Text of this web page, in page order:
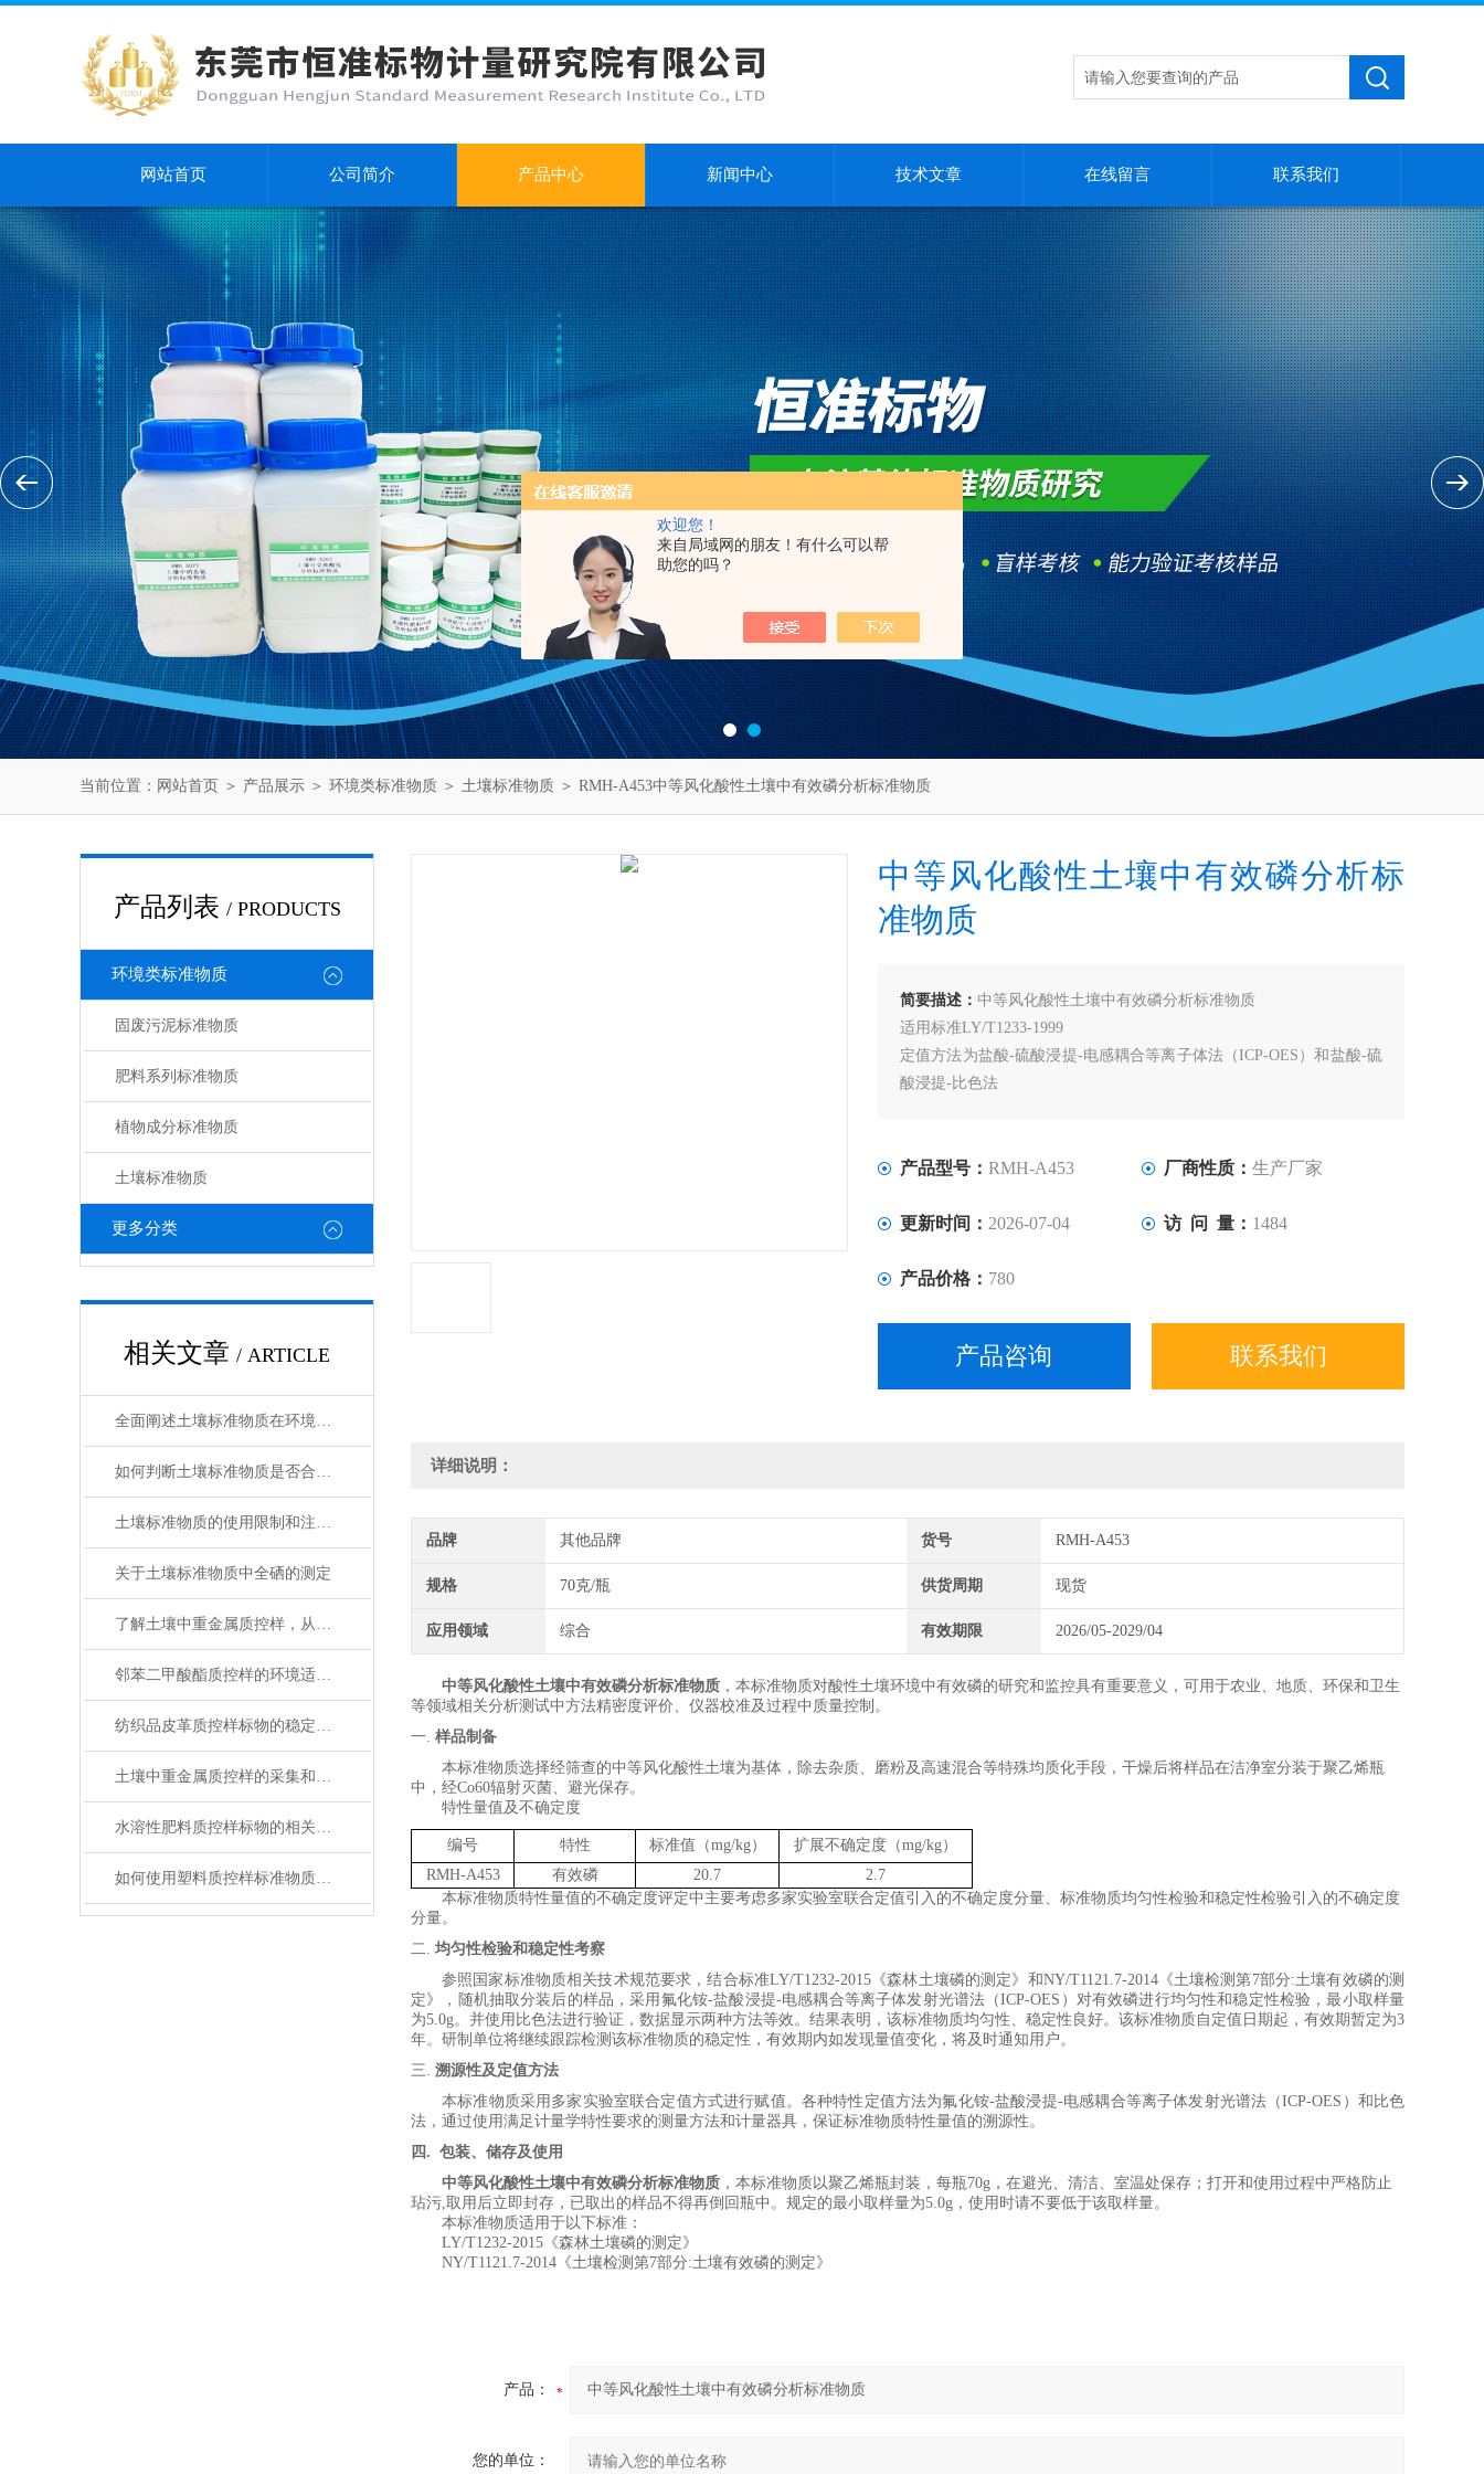
欢迎您！
来自局域网的朋友！有什么可以帮
助您的吗？
网站首页 公司简介 产品中心 新闻中心 技术文章 在线留言 联系我们
当前位置： 网站首页 ＞ 产品展示 ＞ 环境类标准物质 ＞ 土壤标准物质 ＞ RMH-A453中等风化酸性土壤中有效磷分析标准物质
产品列表 / PRODUCTS
环境类标准物质
固废污泥标准物质
肥料系列标准物质
植物成分标准物质
土壤标准物质
更多分类
相关文章 / ARTICLE
全面阐述土壤标准物质在环境分析与农业检测中的工作原理与使用维护指南
如何判断土壤标准物质是否合格？
土壤标准物质的使用限制和注意事项
关于土壤标准物质中全硒的测定
了解土壤中重金属质控样，从这里开始！
邻苯二甲酸酯质控样的环境适应性
纺织品皮革质控样标物的稳定性与保存条件解析
土壤中重金属质控样的采集和处理方法
水溶性肥料质控样标物的相关知识普及
如何使用塑料质控样标准物质提高电子行业中产品质量
中等风化酸性土壤中有效磷分析标
准物质
简要描述： 中等风化酸性土壤中有效磷分析标准物质
适用标准LY/T1233-1999
定值方法为盐酸-硫酸浸提-电感耦合等离子体法（ICP-OES）和盐酸-硫
酸浸提-比色法
产品型号： RMH-A453 厂商性质： 生产厂家
更新时间： 2026-07-04 访 问 量： 1484
产品价格： 780
产品咨询 联系我们
详细说明：
品牌 其他品牌 货号 RMH-A453
规格 70克/瓶 供货周期 现货
应用领域 综合 有效期限 2026/05-2029/04
中等风化酸性土壤中有效磷分析标准物质 ，本标准物质对酸性土壤环境中有效磷的研究和监控具有重要意义，可用于农业、地质、环保和卫生
等领域相关分析测试中方法精密度评价、仪器校准及过程中质量控制。
一. 样品制备
本标准物质选择经筛查的中等风化酸性土壤为基体， 除去杂质、 磨粉及高速混合等特殊均质化手段，干燥后将样品在洁净室分装于聚乙烯瓶
中 ，经Co60辐射灭菌、避光保存。
特性量值及不确定度
编号 特性 标准值（mg/kg） 扩展不确定度（mg/kg）
RMH-A453
有效磷 20.7
2.7
本标准物质特性量值的不确定度评定中主要考虑多家实验室联合定值引入的不确定度分量、标准物质均匀性检验和稳定性检验引入的不确定度
分量。
二. 均匀性检验和稳定性考察
参照国家标准物质相关技术规范要求 ，结合标准LY/T1232-2015《森林土壤磷的测定》 和NY/T1121.7-2014《土壤检测第7部分:土壤有效磷的测
定》 ， 随机抽取分装后的样品，采用 氟化铵-盐酸浸提-电感耦合等离子体发射光谱法 （ICP-OES ）对有效磷进行均匀性和稳定性检验，最小取样量
为5.0g。并使用比色法进行验证 ， 数据显示两种方法等效。 结果表明，该标准物质均匀性、稳定性良好。该标准物质自定值日期起，有效期暂定为3
年。研制单位将继续跟踪检测该标准物质的稳定性，有效期内如发现量值变化，将及时通知用户。
三. 溯源性及定值方法
本标准物质采用多家 实验室联合定值方式进行赋值。 各种特性 定值方法为氟化铵-盐酸浸提-电感耦合等离子体发射光谱法（ICP-OES ） 和比色
法 ， 通过使用满足计量学特性要求的测量方法和计量器具，保证标准物质特性量值的溯源性。
四. 包装、储存及使用
中等风化酸性土壤中有效磷分析标准物质 ，本标准物质以聚乙烯瓶封装，每瓶70g ，在避光、清洁、室温处保存；打开和使用过程中严格防止
玷污,取用后立即封存，已取出的样品不得再倒回瓶中 。 规定的最小取样量为5.0g ，使用时请不要低于该取样量。
本标准物质适用于以下标准：
LY/T1232-2015 《森林土壤磷的测定》
NY/T1121.7-2014 《土壤检测第7部分:土壤有效磷的测定》
产品：
您的单位：